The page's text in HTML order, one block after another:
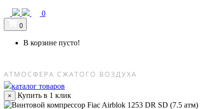
0
0
В корзине пусто!
каталог товаров
× Купить в 1 клик